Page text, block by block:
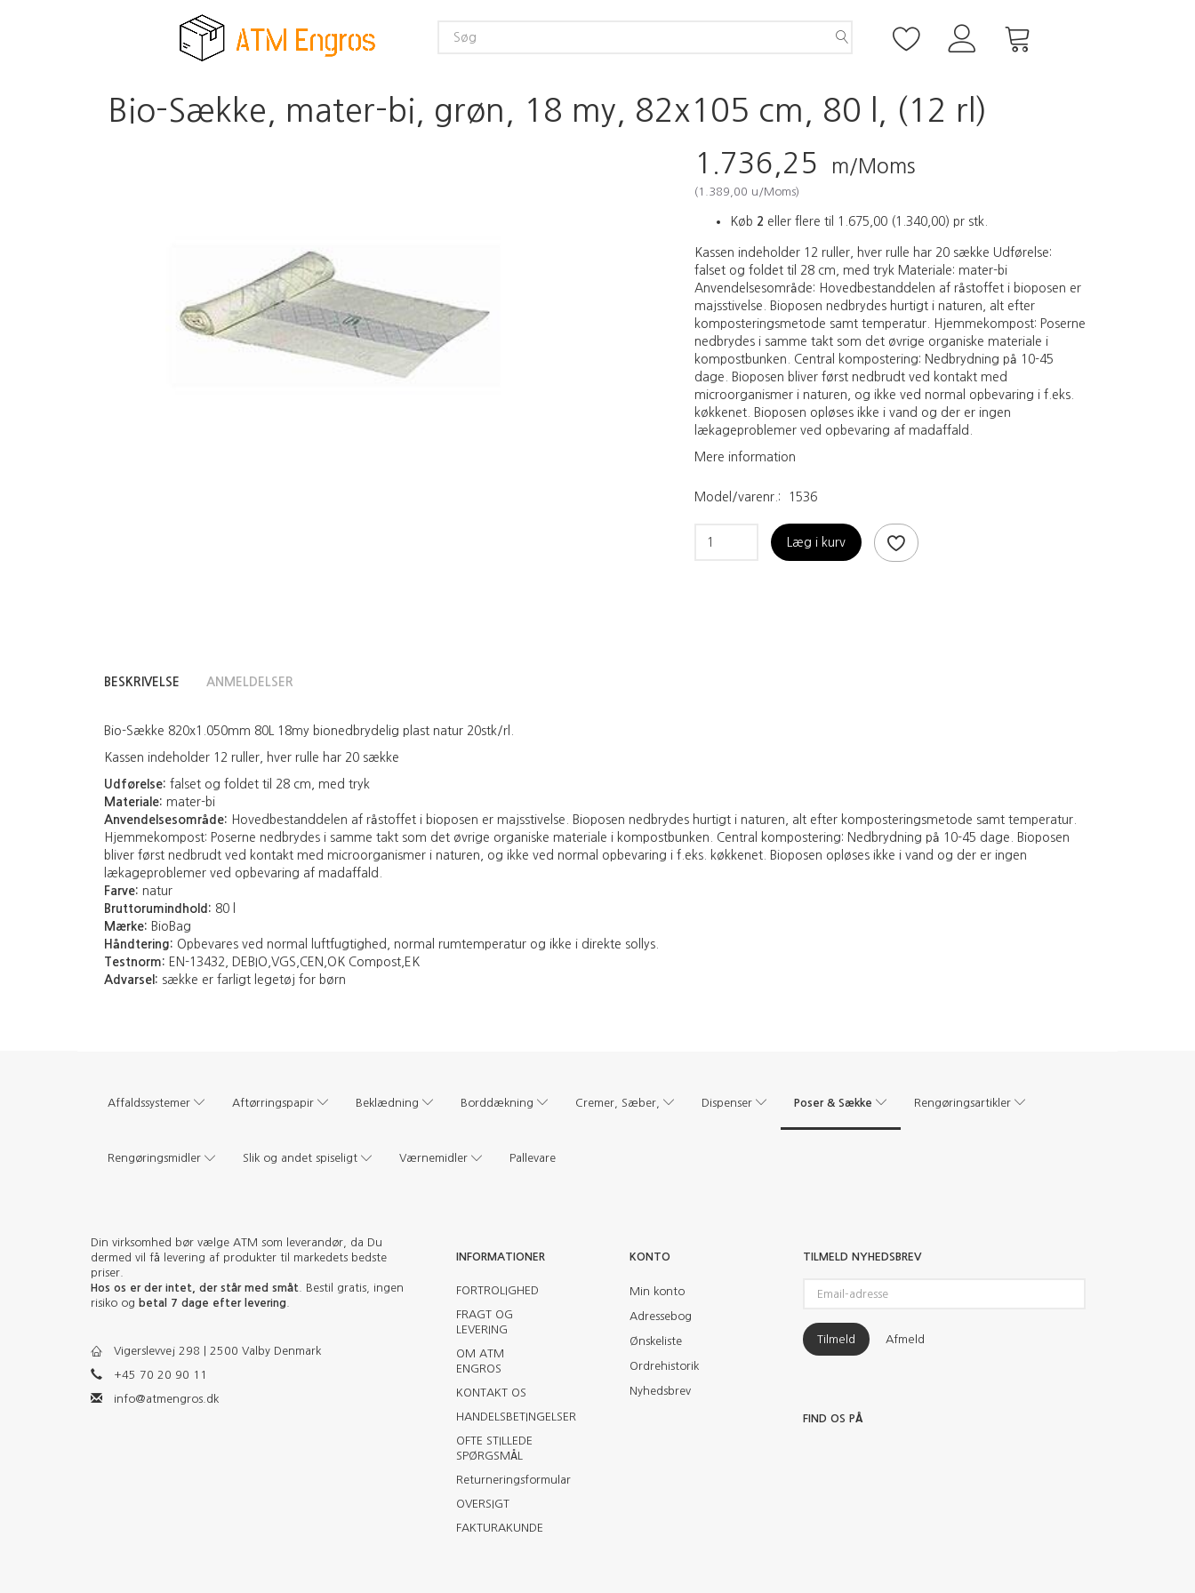
Bio-Sække, mater-bi, grøn, 18 my, 82x105 cm, 80 l, (12 rl)
1.736,25 m/Moms
(1.389,00 u/Moms)
Køb 2 eller flere til 1.675,00 ( 1.340,00) pr stk.
Kassen indeholder 12 ruller, hver rulle har 20 sække Udførelse:
falset og foldet til 28 cm, med tryk Materiale: mater-bi
Anvendelsesområde: Hovedbestanddelen af råstoffet i bioposen er
majsstivelse. Bioposen nedbrydes hurtigt i naturen, alt efter
komposteringsmetode samt temperatur. Hjemmekompost: Poserne
nedbrydes i samme takt som det øvrige organiske materiale i
kompostbunken. Central kompostering: Nedbrydning på 10-45
dage. Bioposen bliver først nedbrudt ved kontakt med
microorganismer i naturen, og ikke ved normal opbevaring i f.eks.
køkkenet. Bioposen opløses ikke i vand og der er ingen
lækageproblemer ved opbevaring af madaffald.
Mere information
Model/varenr.: 1536
Læg i kurv
BESKRIVELSE ANMELDELSER
Bio-Sække 820x1.050mm 80L 18my bionedbrydelig plast natur 20stk/rl.
Kassen indeholder 12 ruller, hver rulle har 20 sække
Udførelse: falset og foldet til 28 cm, med tryk
Materiale: mater-bi
Anvendelsesområde: Hovedbestanddelen af råstoffet i bioposen er majsstivelse. Bioposen nedbrydes hurtigt i naturen, alt efter komposteringsmetode samt temperatur.
Hjemmekompost: Poserne nedbrydes i samme takt som det øvrige organiske materiale i kompostbunken. Central kompostering: Nedbrydning på 10-45 dage. Bioposen
bliver først nedbrudt ved kontakt med microorganismer i naturen, og ikke ved normal opbevaring i f.eks. køkkenet. Bioposen opløses ikke i vand og der er ingen
lækageproblemer ved opbevaring af madaffald.
Farve: natur
Bruttorumindhold: 80 l
Mærke: BioBag
Håndtering: Opbevares ved normal luftfugtighed, normal rumtemperatur og ikke i direkte sollys.
Testnorm: EN-13432, DEBIO,VGS,CEN,OK Compost,EK
Advarsel: sække er farligt legetøj for børn
Affaldssystemer Aftørringspapir Beklædning Borddækning Cremer, Sæber, Dispenser Poser & Sække Rengøringsartikler
Rengøringsmidler Slik og andet spiseligt Værnemidler Pallevare
Din virksomhed bør vælge ATM som leverandør, da Du
dermed vil få levering af produkter til markedets bedste
priser.
Hos os er der intet, der står med småt . Bestil gratis, ingen
risiko og betal 7 dage efter levering
Vigerslevvej 298 | 2500 Valby Denmark
+45 70 20 90 11
info@atmengros.dk
INFORMATIONER
FORTROLIGHED
FRAGT OG
LEVERING
OM ATM
ENGROS
KONTAKT OS
HANDELSBETINGELSER
OFTE STILLEDE
SPØRGSMÅL
Returneringsformular
OVERSIGT
FAKTURAKUNDE
KONTO
Min konto
Adressebog
Ønskeliste
Ordrehistorik
Nyhedsbrev
TILMELD NYHEDSBREV
adresse
Tilmeld Afmeld
FIND OS PÅ